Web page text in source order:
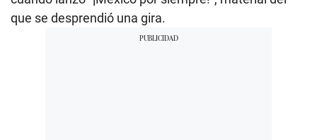
que se desprendió una gira.